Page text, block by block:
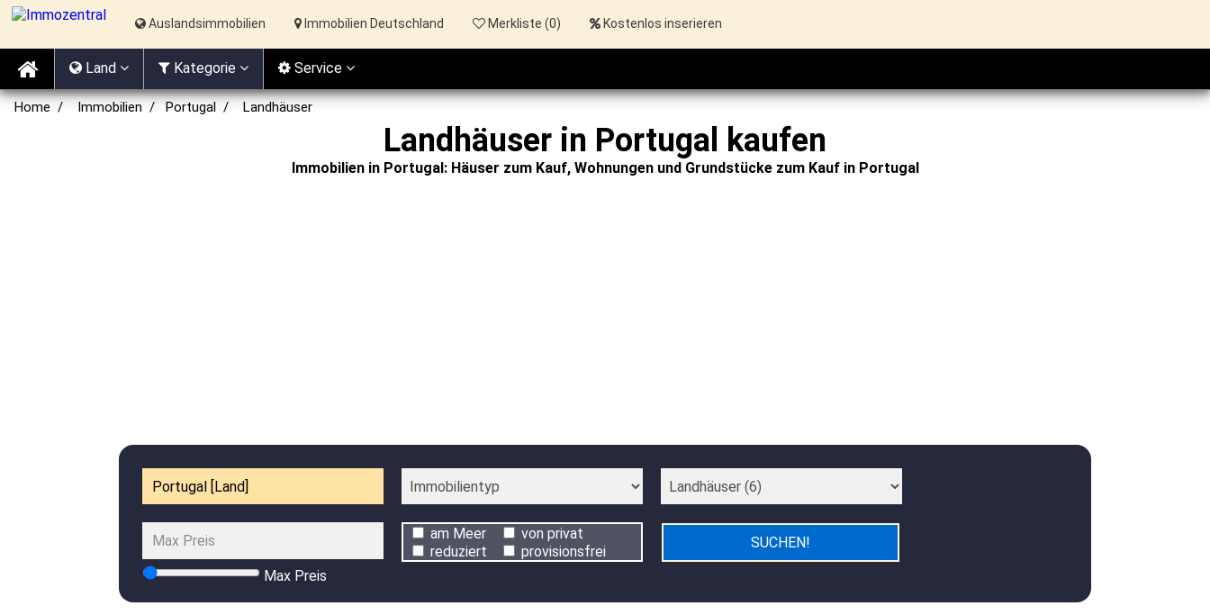
Home Immobilien Portugal Landhäuser
Landhäuser in Portugal kaufen
Immobilien in Portugal: Häuser zum Kauf, Wohnungen und Grundstücke zum Kauf in Portugal
Max Preis
am Meer
reduziert
von privat
provisionsfrei
Auslandsimmobilien Immobilien Deutschland Merkliste (0) Kostenlos inserieren
Land Kategorie Service